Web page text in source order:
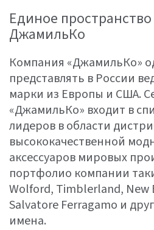
Единое
ДжамильКо
Компания «ДжамильКо»
представлять в России
марки из Европы и США.
«ДжамильКо» входит в
лидеров в области
высококачественной
аксессуаров мировых
портфолио компании
Wolford, Timblerland, New
Salvatore Ferragamo и
имена.